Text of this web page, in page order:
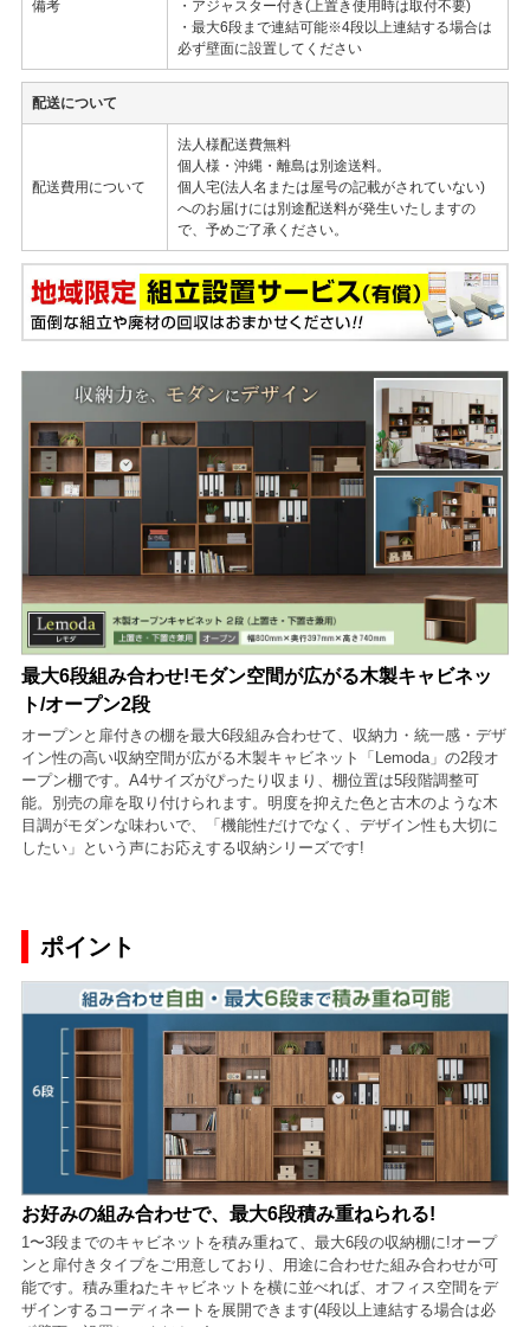
備考
・アジャスター付き(上置き使用時は取付不要)
・最大6段まで連結可能※4段以上連結する場合は
必ず壁面に設置してください
配送について
配送費用について
法人様配送費無料
個人様・沖縄・離島は別途送料。
個人宅(法人名または屋号の記載がされていない)
へのお届けには別途配送料が発生いたしますの
で、予めご了承ください。
最大6段組み合わせ!モダン空間が広がる木製キャビネッ
ト/オープン2段
オープンと扉付きの棚を最大6段組み合わせて、収納力・統一感・デザ
イン性の高い収納空間が広がる木製キャビネット「Lemoda」の2段オ
ープン棚です。A4サイズがぴったり収まり、棚位置は5段階調整可
能。別売の扉を取り付けられます。明度を抑えた色と古木のような木
目調がモダンな味わいで、「機能性だけでなく、デザイン性も大切に
したい」という声にお応えする収納シリーズです!
ポイント
お好みの組み合わせで、最大6段積み重ねられる!
1〜3段までのキャビネットを積み重ねて、最大6段の収納棚に!オープ
ンと扉付きタイプをご用意しており、用途に合わせた組み合わせが可
能です。積み重ねたキャビネットを横に並べれば、オフィス空間をデ
ザインするコーディネートを展開できます(4段以上連結する場合は必